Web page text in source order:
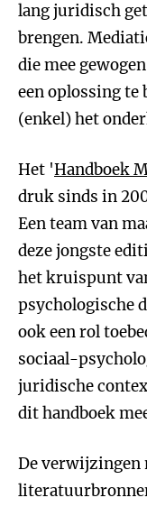
lang juridisch
brengen.
die mee
een oplossing te
(enkel) het
Het 'Handboek
druk sinds in
Een team van
deze jongste
het kruispunt
psychologische
ook een rol
sociaal-
juridische
dit handboek
De verwijzingen